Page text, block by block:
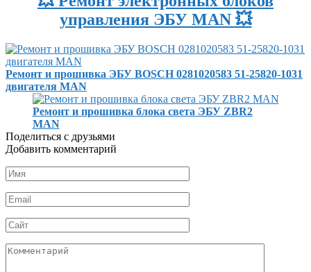
управления ЭБУ MAN 💥
Ремонт и прошивка ЭБУ BOSCH 0281020583 51-25820-1031
двигателя MAN
Ремонт и прошивка блока света ЭБУ ZBR2
MAN
Поделиться с друзьями
Добавить комментарий
Имя
*
Email
*
Сайт
Комментарий